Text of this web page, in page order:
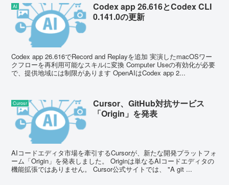
AI
Codex app 26.616とCodex CLI
0.141.0の更新
Codex app 26.616でRecord and Replayを追加 実演したmacOSワー
クフローを再利用可能なスキルに変換 Computer Useの有効化が必要
で、提供地域には制限があります OpenAIはCodex app 2...
Curosr
Cursor、GitHub対抗サービス
「Origin」を発表
AIコードエディタ市場を牽引するCursorが、新たな開発プラットフォ
ーム「Origin」を発表しました。 Originは単なるAIコードエディタの
機能拡張ではありません。 Cursor公式サイトでは、 "A git ...